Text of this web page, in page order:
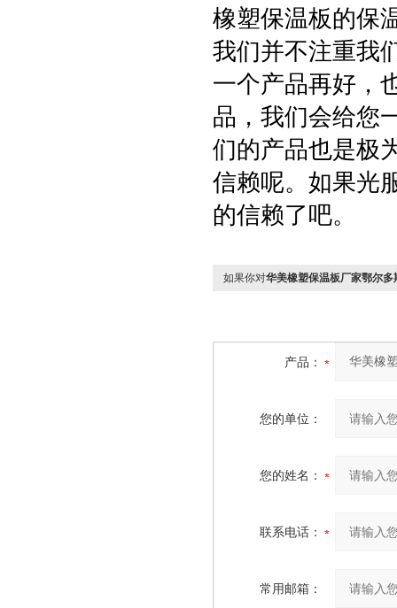
橡塑保温板的保
我们并不注重我
一个产品再好，
品，我们会给您
们的产品也是极
信赖呢。如果光
的信赖了吧。
如果你对华美橡塑保温板厂家鄂尔
产品：
您的单位：
您的姓名：
联系电话：
常用邮箱：